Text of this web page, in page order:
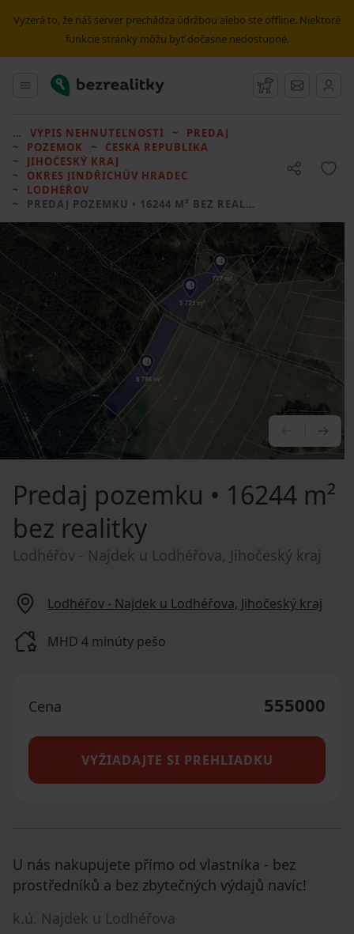
Vyzerá to, že náš server prechádza údržbou alebo ste offline. Niektoré
funkcie stránky môžu byť dočasne nedostupné.
Hlavné menu
Bezrealitky Strážny pes
Správy
VÝPIS NEHNUTEĽNOSTÍ
PREDAJ
POZEMOK
ČESKÁ REPUBLIKA
JIHOČESKÝ KRAJ
OKRES JINDŘICHŮV HRADEC
LODHÉŘOV
PREDAJ POZEMKU • 16244 M² BEZ REALITKY
Predaj pozemku • 16244 m²
bez realitky
Lodhéřov - Najdek u Lodhéřova, Jihočeský kraj
Lodhéřov - Najdek u Lodhéřova, Jihočeský kraj
MHD 4 minúty pešo
Cena 555000
VYŽIADAJTE SI PREHLIADKU
U nás nakupujete přímo od vlastníka - bez
prostředníků a bez zbytečných výdajů navíc!
k.ú. Najdek u Lodhéřova